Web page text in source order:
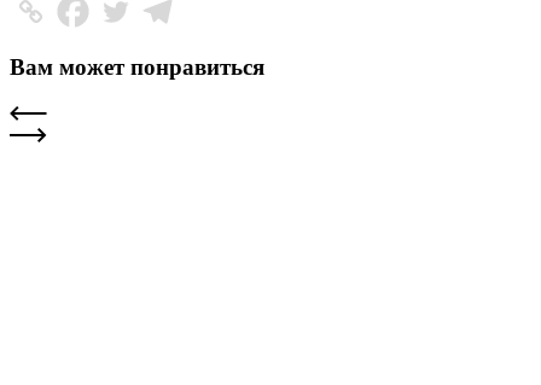
Вам может понравиться